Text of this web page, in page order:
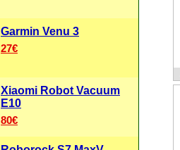
Garmin Venu 3
27€
Xiaomi Robot Vacuum
E10
80€